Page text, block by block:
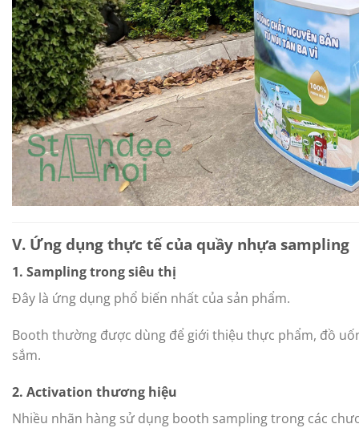
V. Ứng dụng thực tế của quầy nhựa sampling
1. Sampling trong siêu thị
Đây là ứng dụng phổ biến nhất của sản phẩm.
Booth thường được dùng để giới thiệu thực phẩm, đồ
sắm.
2. Activation thương hiệu
Nhiều nhãn hàng sử dụng booth sampling trong các